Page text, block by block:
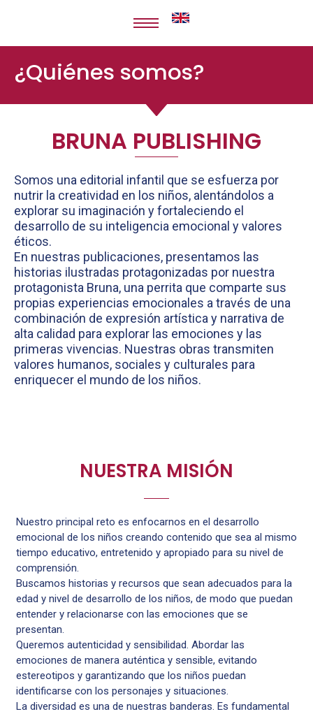
¿Quiénes somos?
BRUNA PUBLISHING
Somos una editorial infantil que se esfuerza por
nutrir la creatividad en los niños, alentándolos a
explorar su imaginación y fortaleciendo el
desarrollo de su inteligencia emocional y valores
éticos.
En nuestras publicaciones, presentamos las
historias ilustradas protagonizadas por nuestra
protagonista Bruna, una perrita que comparte sus
propias experiencias emocionales a través de una
combinación de expresión artística y narrativa de
alta calidad para explorar las emociones y las
primeras vivencias. Nuestras obras transmiten
valores humanos, sociales y culturales para
enriquecer el mundo de los niños.
NUESTRA MISIÓN
Nuestro principal reto es enfocarnos en el desarrollo
emocional de los niños creando contenido que sea al mismo
tiempo educativo, entretenido y apropiado para su nivel de
comprensión.
Buscamos historias y recursos que sean adecuados para la
edad y nivel de desarrollo de los niños, de modo que puedan
entender y relacionarse con las emociones que se
presentan.
Queremos autenticidad y sensibilidad. Abordar las
emociones de manera auténtica y sensible, evitando
estereotipos y garantizando que los niños puedan
identificarse con los personajes y situaciones.
La diversidad es una de nuestras banderas. Es fundamental